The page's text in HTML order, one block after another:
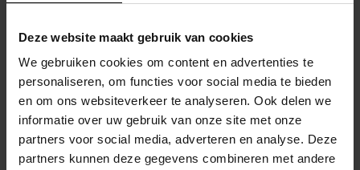
Deze website maakt gebruik van cookies
We gebruiken cookies om content en advertenties te
personaliseren, om functies voor social media te bieden
en om ons websiteverkeer te analyseren. Ook delen we
informatie over uw gebruik van onze site met onze
partners voor social media, adverteren en analyse. Deze
partners kunnen deze gegevens combineren met andere
CORPS DE PALIER ZLG320AC NTN-SNR